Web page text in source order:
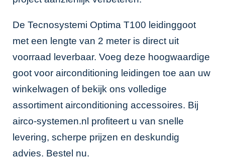
De Tecnosystemi Optima T100 leidinggoot
met een lengte van 2 meter is direct uit
voorraad leverbaar. Voeg deze hoogwaardige
goot voor airconditioning leidingen toe aan uw
winkelwagen of bekijk ons volledige
assortiment airconditioning accessoires. Bij
airco-systemen.nl profiteert u van snelle
levering, scherpe prijzen en deskundig
advies. Bestel nu.